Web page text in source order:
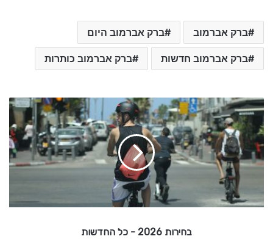
ברק אברמוב ברק אברמוב היום
ברק אברמוב חדשות ברק אברמוב כותרות
ב
ח
י
ר
ת
0
2
בחירות 2026 - כל החדשות